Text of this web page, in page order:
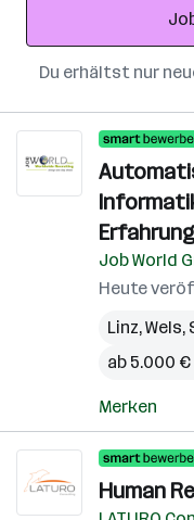
Du erhältst nur
Job World
Heute
Linz,Wels,
ab 5.000
Merken
Human